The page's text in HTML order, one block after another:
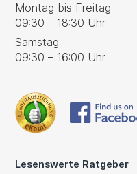
Montag bis Freitag
09:30 – 18:30 Uhr
Samstag
09:30 – 16:00 Uhr
Lesenswerte Ratgeber